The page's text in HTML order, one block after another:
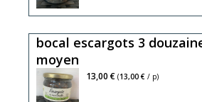
bocal escargots 3
moyen
13,00 € (13,00 € / p)